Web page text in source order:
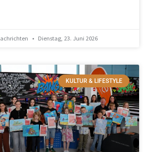
Dienstag, 23. Juni 2026
KULTUR & LIFESTYLE